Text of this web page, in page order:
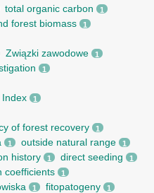
total organic carbon 1
forest biomass 1
Związki zawodowe 1
1
Index 1
of forest recovery 1
1 outside natural range 1
history 1 direct seeding 1
coefficients 1
1 fitopatogeny 1